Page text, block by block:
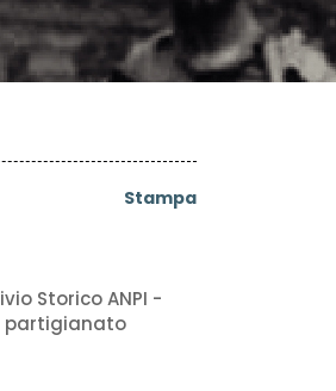
Stampa
Storico ANPI -
partigianato